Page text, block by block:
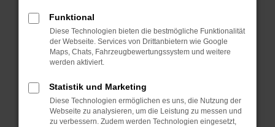
anderen Browser oder in einem privaten
Fenster?
Starte dein Gerät neu.
vorübergehende Probleme zu beheben.
Stelle sicher, dass dein Browser und dein
Betriebssystem auf dem neuesten Stand
Funktional
Diese Technologien bieten die bestmögliche Funktionalität
der Webseite. Services von Drittanbietern wie Google
Maps, Chats, Fahrzeugbewertungssystem und weitere
werden aktiviert.
Statistik und Marketing
Diese Technologien ermöglichen es uns, die Nutzung der
Webseite zu analysieren, um die Leistung zu messen und
zu verbessern. Zudem werden Technologien eingesetzt,